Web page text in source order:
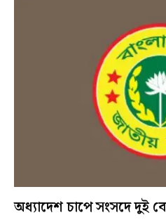
অধ্যাদেশ চাপে সংসদে দুই